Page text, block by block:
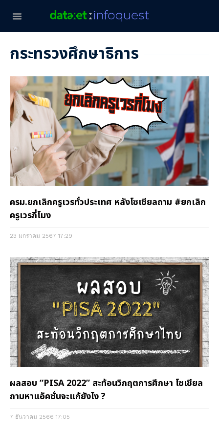
กระทรวงศึกษาธิการ
ครม.ยกเลิกครูเวรทั่วประเทศ หลังโซเชียลถาม #ยกเลิก
ครูเวรกี่โมง
23 มกราคม 2567 17:29
ผลสอบ “PISA 2022” สะท้อนวิกฤตการศึกษา โซเชียล
ถามหาแอ็คชั่นจะแก้ยังไง ?
7 ธันวาคม 2566 17:05